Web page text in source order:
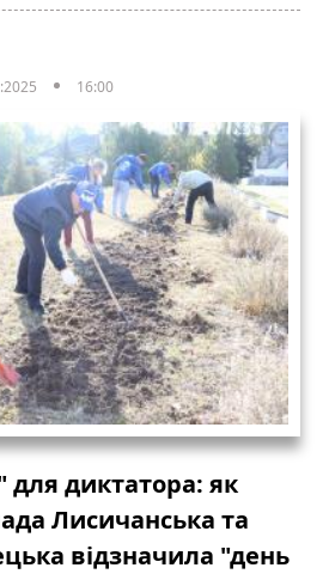
16:00
для диктатора: як
Лисичанська та
відзначила "день